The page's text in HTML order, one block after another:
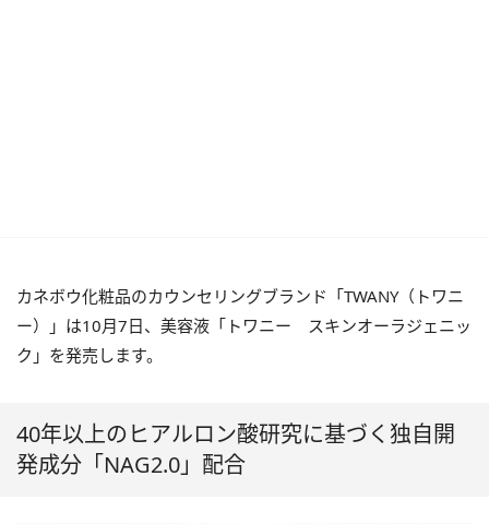
カネボウ化粧品のカウンセリングブランド「TWANY（トワニ
ー）」は10月7日、美容液「トワニー スキンオーラジェニッ
ク」を発売します。
40年以上のヒアルロン酸研究に基づく独自開
発成分「NAG2.0」配合